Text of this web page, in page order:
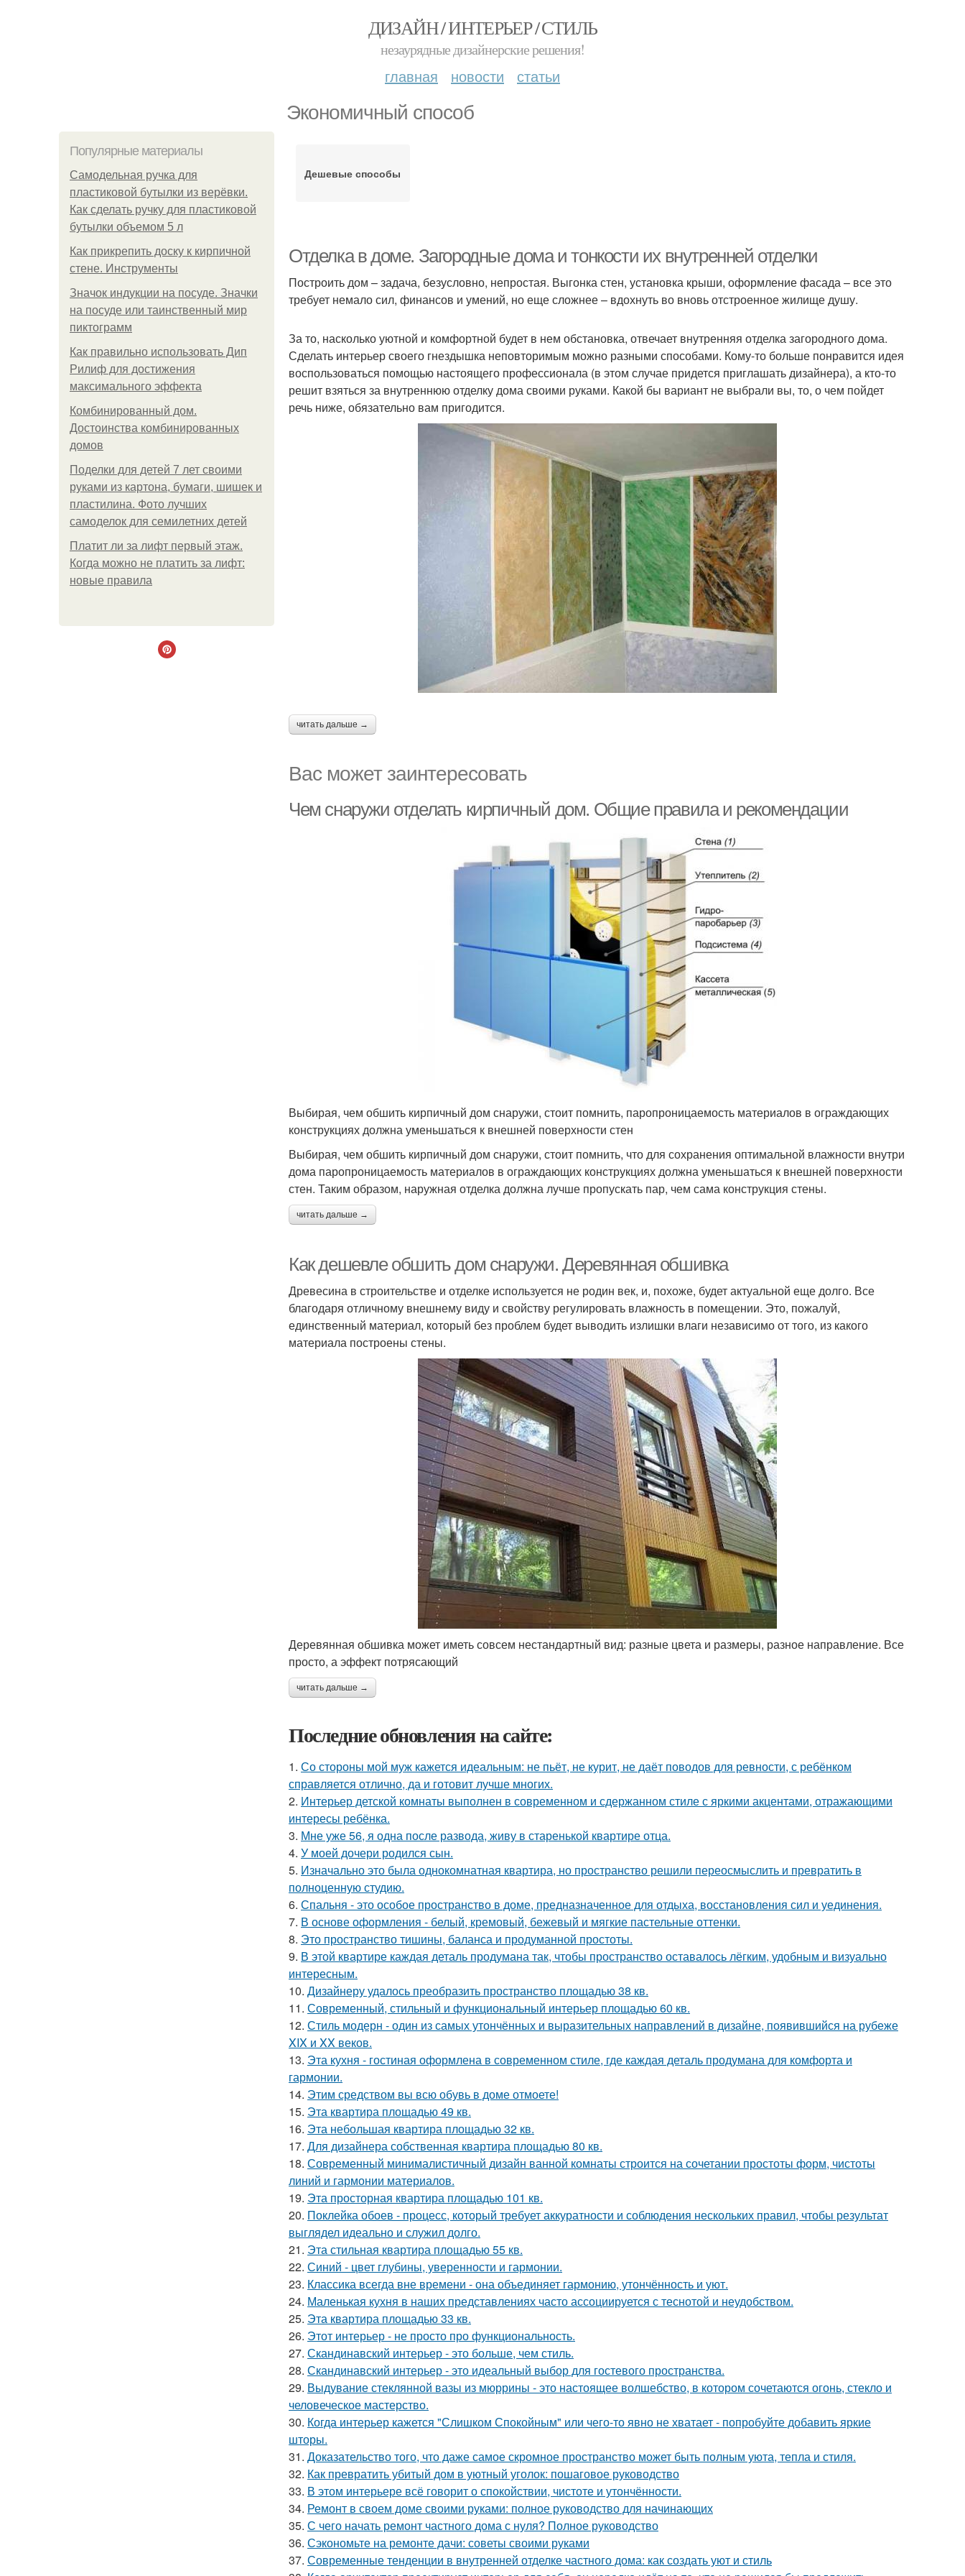
ДИЗАЙН / ИНТЕРЬЕР / СТИЛЬ
незаурядные дизайнерские решения!
главная новости статьи
Экономичный способ
Популярные материалы
Самодельная ручка для
пластиковой бутылки из верёвки.
Как сделать ручку для пластиковой
бутылки объемом 5 л
Как прикрепить доску к кирпичной
стене. Инструменты
Значок индукции на посуде. Значки
на посуде или таинственный мир
пиктограмм
Как правильно использовать Дип
Рилиф для достижения
максимального эффекта
Комбинированный дом.
Достоинства комбинированных
домов
Поделки для детей 7 лет своими
руками из картона, бумаги, шишек и
пластилина. Фото лучших
самоделок для семилетних детей
Платит ли за лифт первый этаж.
Когда можно не платить за лифт:
новые правила
Дешевые способы
Отделка в доме. Загородные дома и тонкости их внутренней отделки
Построить дом – задача, безусловно, непростая. Выгонка стен, установка крыши, оформление фасада – все это
требует немало сил, финансов и умений, но еще сложнее – вдохнуть во вновь отстроенное жилище душу.
За то, насколько уютной и комфортной будет в нем обстановка, отвечает внутренняя отделка загородного дома.
Сделать интерьер своего гнездышка неповторимым можно разными способами. Кому-то больше понравится идея
воспользоваться помощью настоящего профессионала (в этом случае придется приглашать дизайнера), а кто-то
решит взяться за внутреннюю отделку дома своими руками. Какой бы вариант не выбрали вы, то, о чем пойдет
речь ниже, обязательно вам пригодится.
читать дальше →
Вас может заинтересовать
Чем снаружи отделать кирпичный дом. Общие правила и рекомендации
Выбирая, чем обшить кирпичный дом снаружи, стоит помнить, паропроницаемость материалов в ограждающих
конструкциях должна уменьшаться к внешней поверхности стен
Выбирая, чем обшить кирпичный дом снаружи, стоит помнить, что для сохранения оптимальной влажности внутри
дома паропроницаемость материалов в ограждающих конструкциях должна уменьшаться к внешней поверхности
стен. Таким образом, наружная отделка должна лучше пропускать пар, чем сама конструкция стены.
читать дальше →
Как дешевле обшить дом снаружи. Деревянная обшивка
Древесина в строительстве и отделке используется не родин век, и, похоже, будет актуальной еще долго. Все
благодаря отличному внешнему виду и свойству регулировать влажность в помещении. Это, пожалуй,
единственный материал, который без проблем будет выводить излишки влаги независимо от того, из какого
материала построены стены.
Деревянная обшивка может иметь совсем нестандартный вид: разные цвета и размеры, разное направление. Все
просто, а эффект потрясающий
читать дальше →
Последние обновления на сайте:
1. Со стороны мой муж кажется идеальным: не пьёт, не курит, не даёт поводов для ревности, с ребёнком
справляется отлично, да и готовит лучше многих.
2. Интерьер детской комнаты выполнен в современном и сдержанном стиле с яркими акцентами, отражающими
интересы ребёнка.
3. Мне уже 56, я одна после развода, живу в старенькой квартире отца.
4. У моей дочери родился сын.
5. Изначально это была однокомнатная квартира, но пространство решили переосмыслить и превратить в
полноценную студию.
6. Спальня - это особое пространство в доме, предназначенное для отдыха, восстановления сил и уединения.
7. В основе оформления - белый, кремовый, бежевый и мягкие пастельные оттенки.
8. Это пространство тишины, баланса и продуманной простоты.
9. В этой квартире каждая деталь продумана так, чтобы пространство оставалось лёгким, удобным и визуально
интересным.
10. Дизайнеру удалось преобразить пространство площадью 38 кв.
11. Современный, стильный и функциональный интерьер площадью 60 кв.
12. Стиль модерн - один из самых утончённых и выразительных направлений в дизайне, появившийся на рубеже
XIX и XX веков.
13. Эта кухня - гостиная оформлена в современном стиле, где каждая деталь продумана для комфорта и
гармонии.
14. Этим средством вы всю обувь в доме отмоете!
15. Эта квартира площадью 49 кв.
16. Эта небольшая квартира площадью 32 кв.
17. Для дизайнера собственная квартира площадью 80 кв.
18. Современный минималистичный дизайн ванной комнаты строится на сочетании простоты форм, чистоты
линий и гармонии материалов.
19. Эта просторная квартира площадью 101 кв.
20. Поклейка обоев - процесс, который требует аккуратности и соблюдения нескольких правил, чтобы результат
выглядел идеально и служил долго.
21. Эта стильная квартира площадью 55 кв.
22. Синий - цвет глубины, уверенности и гармонии.
23. Классика всегда вне времени - она объединяет гармонию, утончённость и уют.
24. Маленькая кухня в наших представлениях часто ассоциируется с теснотой и неудобством.
25. Эта квартира площадью 33 кв.
26. Этот интерьер - не просто про функциональность.
27. Скандинавский интерьер - это больше, чем стиль.
28. Скандинавский интерьер - это идеальный выбор для гостевого пространства.
29. Выдувание стеклянной вазы из мюррины - это настоящее волшебство, в котором сочетаются огонь, стекло и
человеческое мастерство.
30. Когда интерьер кажется "Слишком Спокойным" или чего-то явно не хватает - попробуйте добавить яркие
шторы.
31. Доказательство того, что даже самое скромное пространство может быть полным уюта, тепла и стиля.
32. Как превратить убитый дом в уютный уголок: пошаговое руководство
33. В этом интерьере всё говорит о спокойствии, чистоте и утончённости.
34. Ремонт в своем доме своими руками: полное руководство для начинающих
35. С чего начать ремонт частного дома с нуля? Полное руководство
36. Сэкономьте на ремонте дачи: советы своими руками
37. Современные тенденции в внутренней отделке частного дома: как создать уют и стиль